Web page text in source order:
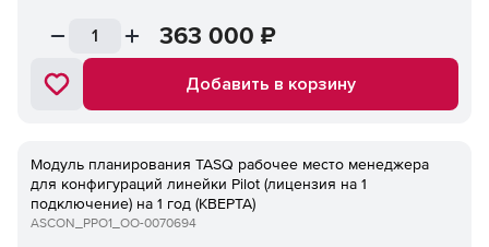
363 000 ₽
Добавить в корзину
Модуль планирования TASQ рабочее место менеджера
для конфигураций линейки Pilot (лицензия на 1
подключение) на 1 год (КВЕРТА)
ASCON_PPO1_ОО-0070694